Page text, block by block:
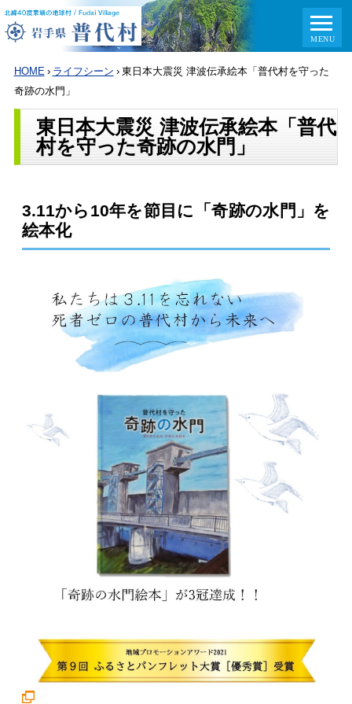
HOME › ライフシーン › 東日本大震災 津波伝承絵本「普代村を守った
奇跡の水門」
東日本大震災 津波伝承絵本「普代
村を守った奇跡の水門」
3.11から10年を節目に「奇跡の水門」を
絵本化